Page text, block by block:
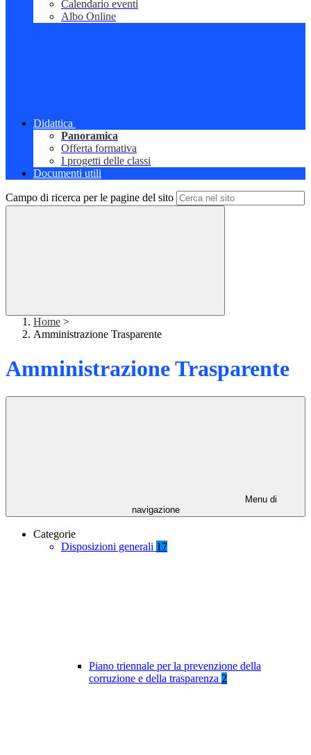
Calendario eventi
Albo Online
Didattica
Panoramica
Offerta formativa
I progetti delle classi
Documenti utili
Campo di ricerca per le pagine del sito
Home >
Amministrazione Trasparente
Amministrazione Trasparente
Menu di
navigazione
Categorie
Disposizioni generali 17
Piano triennale per la prevenzione della
corruzione e della trasparenza 2